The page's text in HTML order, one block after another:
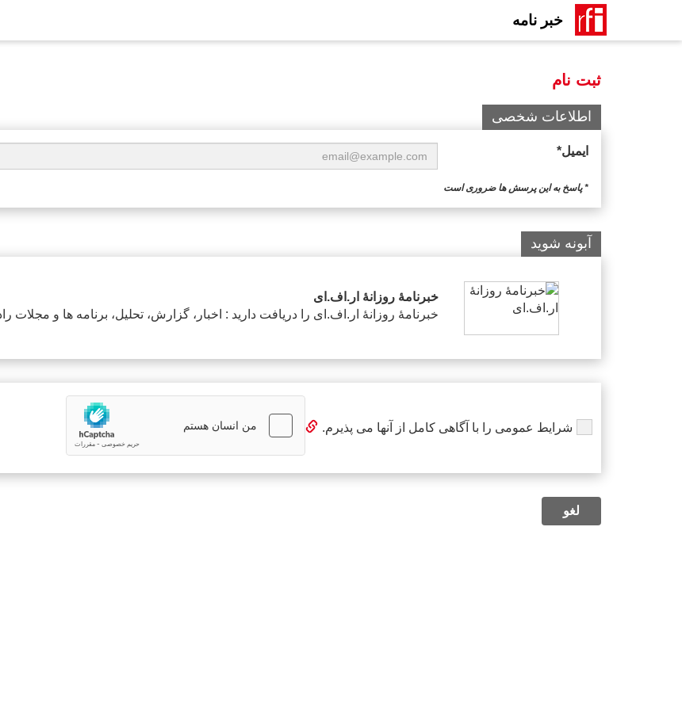
خبر نامه
ثبت نام
اطلاعات شخصی
ایمیل
* پاسخ به این پرسش ها ضروری است
آبونه شوید
خبرنامۀ روزانۀ ار.اف.ای
خبرنامۀ روزانۀ ار.اف.ای را دریافت دارید : اخبار، گزارش، تحلیل، برنامه ها و مجلات
شرایط عمومی را با آگاهی کامل از آنها می پذیرم.
لغو